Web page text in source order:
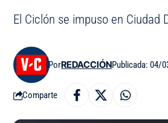
El Ciclón se impuso en Ciudad
PorREDACCIÓNPublicada: 04/
Comparte